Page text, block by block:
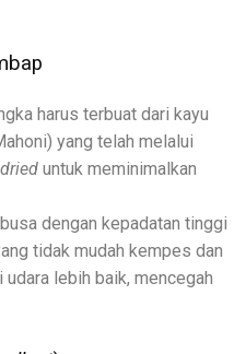
harus terbuat dari kayu
yang telah melalui
untuk meminimalkan
dengan kepadatan tinggi
tidak mudah kempes dan
lebih baik, mencegah